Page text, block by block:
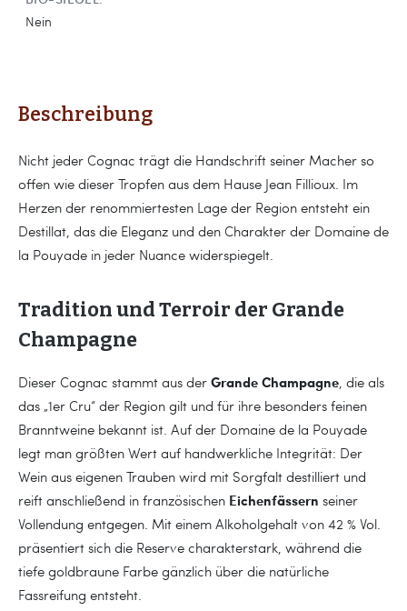
Nein
Beschreibung
Nicht jeder Cognac trägt die Handschrift seiner Macher so
offen wie dieser Tropfen aus dem Hause Jean Fillioux. Im
Herzen der renommiertesten Lage der Region entsteht ein
Destillat, das die Eleganz und den Charakter der Domaine de
la Pouyade in jeder Nuance widerspiegelt.
Tradition und Terroir der Grande
Champagne
Dieser Cognac stammt aus der Grande Champagne , die als
das „1er Cru“ der Region gilt und für ihre besonders feinen
Branntweine bekannt ist. Auf der Domaine de la Pouyade
legt man größten Wert auf handwerkliche Integrität: Der
Wein aus eigenen Trauben wird mit Sorgfalt destilliert und
reift anschließend in französischen Eichenfässern seiner
Vollendung entgegen. Mit einem Alkoholgehalt von 42 % Vol.
präsentiert sich die Reserve charakterstark, während die
tiefe goldbraune Farbe gänzlich über die natürliche
Fassreifung entsteht.